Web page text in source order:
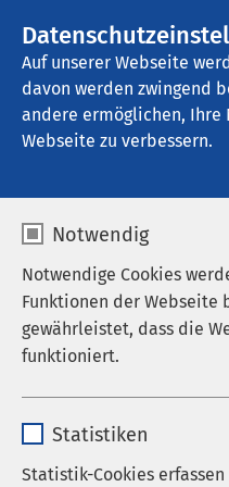
Auf unserer Webseite
davon werden zwingend
andere ermöglichen, Ihre
Webseite zu verbessern.
Notwendig
Notwendige Cookies
Funktionen der Webseite
gewährleistet, dass die
funktioniert.
Anbieter sgalinski
Statistiken
Statistik-Cookies
AMEOS Reha Klinikum
AMEOS als
Dank der Präsenz in
Psychiatrie, Pflege und
den entsprechenden
Azsbildung. In
motivierte